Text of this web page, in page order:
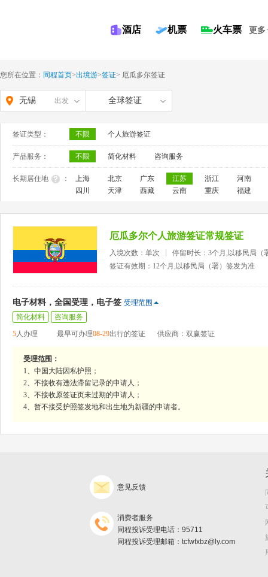
酒店 机票 火车票 更多
您所在位置： 同程首页>出境游>签证> 厄瓜多尔签证
无锡 出发 全球签证
签证类型： 不限 个人旅游签证
产品服务： 不限 简化材料 咨询服务
长期居住地 ： 上海 北京 广东 江苏 浙江
河南
四川
天津 西藏 云南 重庆 福建
厄瓜多尔个人旅游签证常规签证
入境次数：单次
停留时长：3个月,以移民局（
签证有效期：12个月,以移民局（署）签发为准
电子材料，全国受理，电子签 受理范围
简化材料
咨询服务
5人办理 最早可办理08-29出行的签证 供应商：双赢签证
受理范围：
1、中国大陆因私护照；
2、不接收有违法滞留记录的申请人；
3、不接收原签证页未过期的申请人；
4、暂不接受护照签发地和出生地为新疆的申请者。
意见反馈
消费者服务
同程投诉受理电话：95711
同程投诉受理邮箱：tcfwfxbz@ly.com